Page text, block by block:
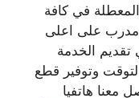
المعطلة في كافة
على اعلى
الخدمة
وتوفير قطع
معنا هاتفيا